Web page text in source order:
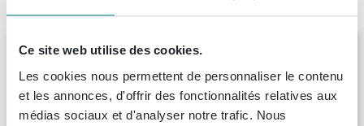
Ce site web utilise des cookies.
Les cookies nous permettent de personnaliser le contenu
et les annonces, d'offrir des fonctionnalités relatives aux
médias sociaux et d'analyser notre trafic. Nous
BRAUER Joy armoire de salle de bains -
120x35x35cm - 1 porte - sans poignée -
ouverture à droite - gris mat
Livraison: 8 - 9 semaines